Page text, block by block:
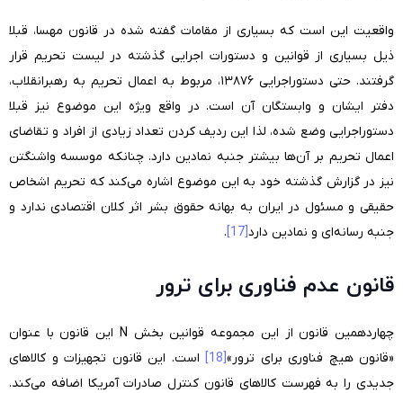
واقعیت این است که بسیاری از مقامات گفته شده در قانون مهسا، قبلا
ذیل بسیاری از قوانین و دستورات اجرایی گذشته در لیست تحریم قرار
گرفتند. حتی دستوراجرایی ۱۳۸۷۶، مربوط به اعمال تحریم به رهبرانقلاب،
دفتر ایشان و وابستگان آن است. در واقع ویژه این موضوع نیز قبلا
دستوراجرایی وضع شده، لذا این ردیف کردن تعداد زیادی از افراد و تقاضای
اعمال تحریم بر آن‌ها بیشتر جنبه نمادین دارد. چنانکه موسسه واشنگتن
نیز در گزارش گذشته خود به این موضوع اشاره می‌کند که تحریم اشخاص
حقیقی و مسئول در ایران به بهانه حقوق بشر اثر کلان اقتصادی ندارد و
جنبه رسانه‌ای و نمادین دارد[17]
.
قانون عدم فناوری برای ترور
چهاردهمین قانون از این مجموعه قوانین بخش N این قانون با عنوان
«قانون هیچ فناوری برای ترور»[18]
است. این قانون تجهیزات و کالاهای
جدیدی را به فهرست کالاهای قانون کنترل صادرات آمریکا اضافه می‌کند.